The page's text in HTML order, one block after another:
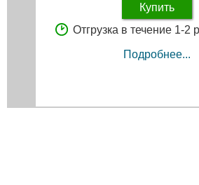
Купить
Отгрузка в течение 1-2
Подробнее...